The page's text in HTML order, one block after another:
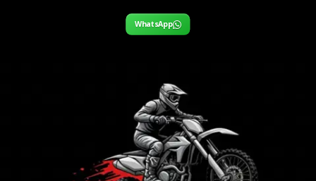
WhatsApp